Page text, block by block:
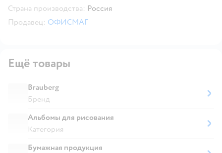
Страна производства: Россия
Продавец: ОФИСМАГ
Ещё товары
Brauberg
Бренд
Альбомы для рисования
Категория
Бумажная продукция